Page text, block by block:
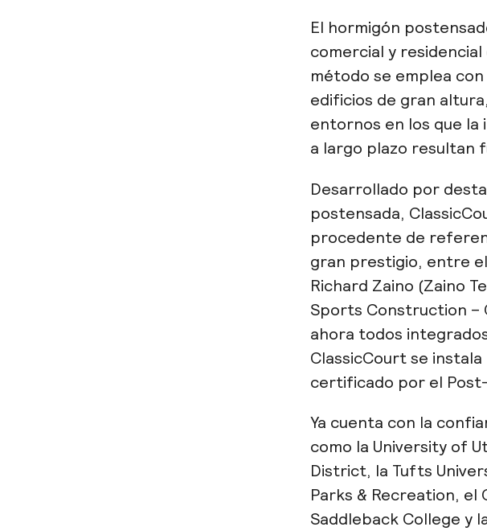
El hormigón
comercial y residencial
método se emplea
edificios de gran
entornos en los que
a largo plazo resultan
Desarrollado por
postensada,
procedente de
gran prestigio, entre
Richard Zaino (Zaino
Sports Construction –
ahora todos
ClassicCourt se
certificado por el
Ya cuenta con la
como la University of
District, la Tufts
Parks & Recreation, el
Saddleback College y